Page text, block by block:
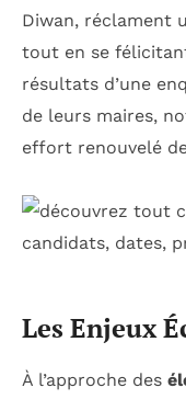
Diwan, réclament
tout en se
résultats d’une
de leurs maires,
effort renouvelé
Les Enjeux
À l’approche des